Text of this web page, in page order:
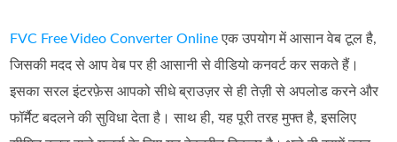
FVC Free Video Converter Onlineएक उपयोग में आसान वेब टूल है,
जिसकी मदद से आप वेब पर ही आसानी से वीडियो कनवर्ट कर सकते हैं।
इसका सरल इंटरफ़ेस आपको सीधे ब्राउज़र से ही तेज़ी से अपलोड करने और
फॉर्मैट बदलने की सुविधा देता है। साथ ही, यह पूरी तरह मुफ्त है, इसलिए